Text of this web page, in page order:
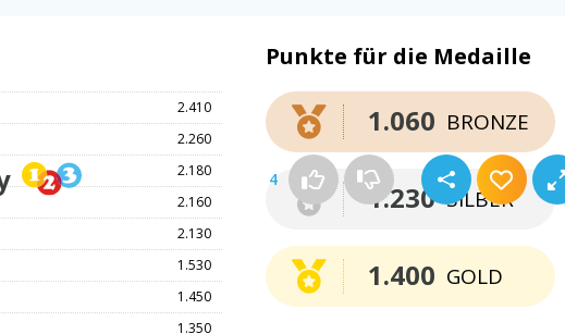
4
2.410
2.260
2.180
2.160
2.130
1.530
1.450
1.350
Punkte für die Medaille
BRONZE
1.060
SILBER
1.230
GOLD
1.400